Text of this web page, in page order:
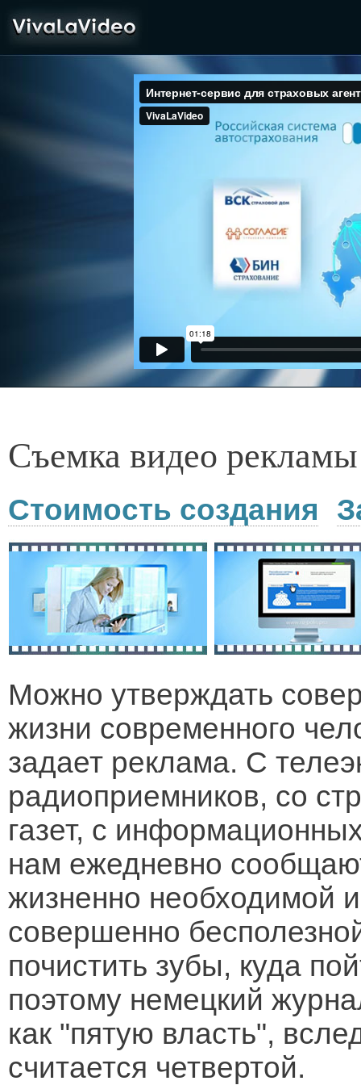
VivaLaVideo
Съемка видео рекламы
Стоимость создания
Можно утверждать
жизни современного
задает реклама. С
радиоприемников, со
газет, с
нам ежедневно
жизненно необходимой
совершенно
почистить зубы, куда
поэтому немецкий
как "пятую власть",
считается четвертой.